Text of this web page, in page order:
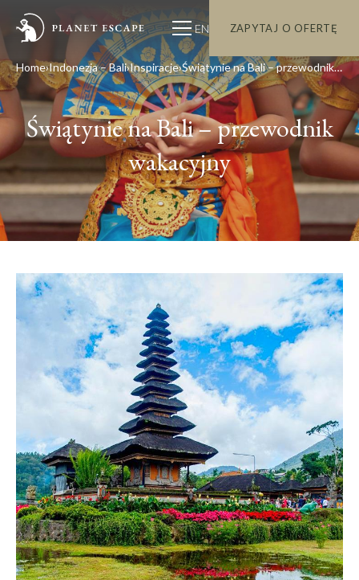
EN ZAPYTAJ O OFERTĘ
Home Indonezja – Bali Inspiracje Świątynie na Bali – przewodnik wakacyjny
Świątynie na Bali – przewodnik
wakacyjny